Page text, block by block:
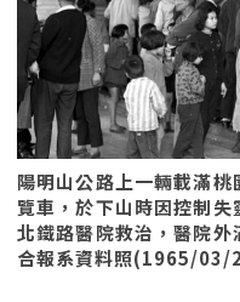
陽明山公路上一輛載滿
覽車，於下山時因控制
北鐵路醫院救治，醫院
合報系資料照(1965/03/